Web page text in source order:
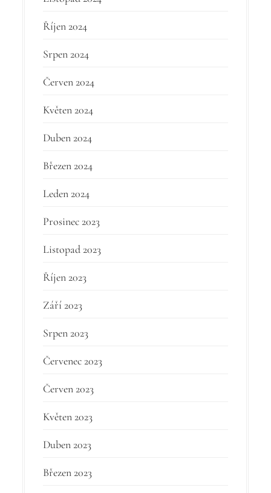
Říjen 2024
Srpen 2024
Červen 2024
Květen 2024
Duben 2024
Březen 2024
Leden 2024
Prosinec 2023
Listopad 2023
Říjen 2023
Září 2023
Srpen 2023
Červenec 2023
Červen 2023
Květen 2023
Duben 2023
Březen 2023